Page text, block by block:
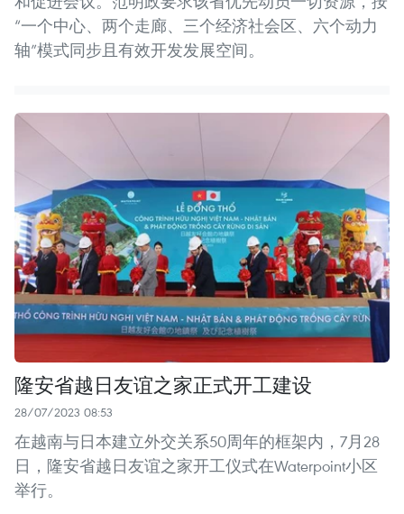
“一个中心、两个走廊、三个经济社会区、六个动力
轴”模式同步且有效开发发展空间。
隆安省越日友谊之家正式开工建设
28/07/2023 08:53
在越南与日本建立外交关系50周年的框架内，7月28
日，隆安省越日友谊之家开工仪式在Waterpoint小区
举行。